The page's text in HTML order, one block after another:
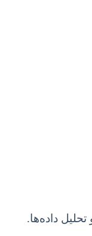
داده‌ها.